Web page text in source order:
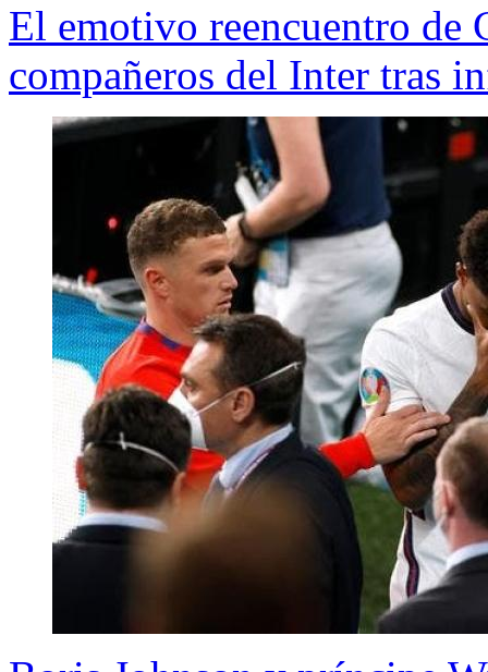
El emotivo reencuentro de
compañeros del Inter tras